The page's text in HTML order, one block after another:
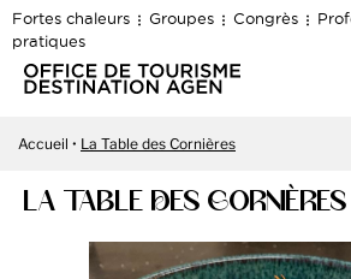
Fortes chaleurs Groupes Congrès
pratiques
Accueil La Table des Cornières
LA TABLE DES CORNIÈRES